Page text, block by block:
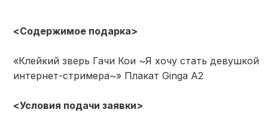
<Содержимое подарка>
«Клейкий зверь Гачи Кои ~Я хочу стать девушкой
интернет-стримера~» Плакат Ginga A2
<Условия подачи заявки>